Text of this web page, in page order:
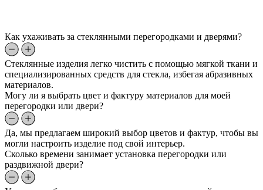
Как ухаживать за стеклянными перегородками и дверями?
Стеклянные изделия легко чистить с помощью мягкой ткани и
специализированных средств для стекла, избегая абразивных
материалов.
Могу ли я выбрать цвет и фактуру материалов для моей
перегородки или двери?
Да, мы предлагаем широкий выбор цветов и фактур, чтобы вы
могли настроить изделие под свой интерьер.
Сколько времени занимает установка перегородки или
раздвижной двери?